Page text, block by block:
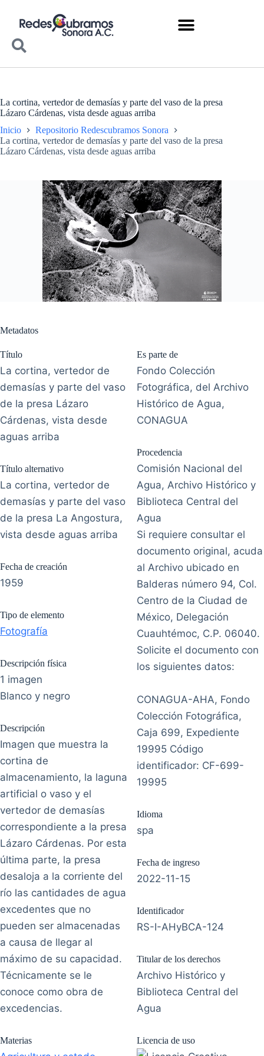
La cortina, vertedor de demasías y parte del vaso de la presa
Lázaro Cárdenas, vista desde aguas arriba
Inicio
Repositorio Redescubramos Sonora
La cortina, vertedor de demasías y parte del vaso de la presa
Lázaro Cárdenas, vista desde aguas arriba
Metadatos
Título
La cortina, vertedor de
demasías y parte del vaso
de la presa Lázaro
Cárdenas, vista desde
aguas arriba
Título alternativo
La cortina, vertedor de
demasías y parte del vaso
de la presa La Angostura,
vista desde aguas arriba
Fecha de creación
1959
Tipo de elemento
Fotografía
Descripción física
1 imagen
Blanco y negro
Descripción
Imagen que muestra la
cortina de
almacenamiento, la laguna
artificial o vaso y el
vertedor de demasías
correspondiente a la presa
Lázaro Cárdenas. Por esta
última parte, la presa
desaloja a la corriente del
río las cantidades de agua
excedentes que no
pueden ser almacenadas
a causa de llegar al
máximo de su capacidad.
Técnicamente se le
conoce como obra de
excedencias.
Materias
Es parte de
Fondo Colección
Fotográfica, del Archivo
Histórico de Agua,
CONAGUA
Procedencia
Comisión Nacional del
Agua, Archivo Histórico y
Biblioteca Central del
Agua
Si requiere consultar el
documento original, acuda
al Archivo ubicado en
Balderas número 94, Col.
Centro de la Ciudad de
México, Delegación
Cuauhtémoc, C.P. 06040.
Solicite el documento con
los siguientes datos:
CONAGUA-AHA, Fondo
Colección Fotográfica,
Caja 699, Expediente
19995 Código
identificador: CF-699-
19995
Idioma
spa
Fecha de ingreso
2022-11-15
Identificador
RS-I-AHyBCA-124
Titular de los derechos
Archivo Histórico y
Biblioteca Central del
Agua
Licencia de uso